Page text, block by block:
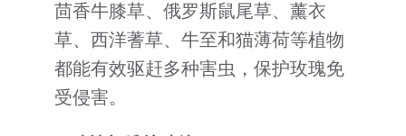
茴香牛膝草、俄罗斯鼠尾草、薰衣
草、西洋蓍草、牛至和猫薄荷等植物
都能有效驱赶多种害虫，保护玫瑰免
受侵害。